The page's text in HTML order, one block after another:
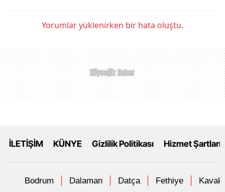
Yorumlar yüklenirken bir hata oluştu.
İLETİŞİM KÜNYE Gizlilik Politikası Hizmet Şartları
Bodrum Dalaman Datça Fethiye